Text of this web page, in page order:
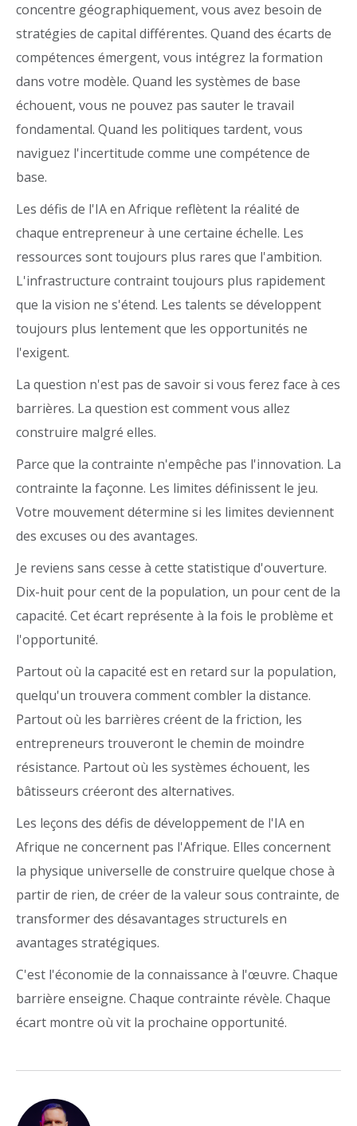
concentre géographiquement, vous avez besoin de
stratégies de capital différentes. Quand des écarts de
compétences émergent, vous intégrez la formation
dans votre modèle. Quand les systèmes de base
échouent, vous ne pouvez pas sauter le travail
fondamental. Quand les politiques tardent, vous
naviguez l'incertitude comme une compétence de
base.
Les défis de l'IA en Afrique reflètent la réalité de
chaque entrepreneur à une certaine échelle. Les
ressources sont toujours plus rares que l'ambition.
L'infrastructure contraint toujours plus rapidement
que la vision ne s'étend. Les talents se développent
toujours plus lentement que les opportunités ne
l'exigent.
La question n'est pas de savoir si vous ferez face à ces
barrières. La question est comment vous allez
construire malgré elles.
Parce que la contrainte n'empêche pas l'innovation. La
contrainte la façonne. Les limites définissent le jeu.
Votre mouvement détermine si les limites deviennent
des excuses ou des avantages.
Je reviens sans cesse à cette statistique d'ouverture.
Dix-huit pour cent de la population, un pour cent de la
capacité. Cet écart représente à la fois le problème et
l'opportunité.
Partout où la capacité est en retard sur la population,
quelqu'un trouvera comment combler la distance.
Partout où les barrières créent de la friction, les
entrepreneurs trouveront le chemin de moindre
résistance. Partout où les systèmes échouent, les
bâtisseurs créeront des alternatives.
Les leçons des défis de développement de l'IA en
Afrique ne concernent pas l'Afrique. Elles concernent
la physique universelle de construire quelque chose à
partir de rien, de créer de la valeur sous contrainte, de
transformer des désavantages structurels en
avantages stratégiques.
C'est l'économie de la connaissance à l'œuvre. Chaque
barrière enseigne. Chaque contrainte révèle. Chaque
écart montre où vit la prochaine opportunité.